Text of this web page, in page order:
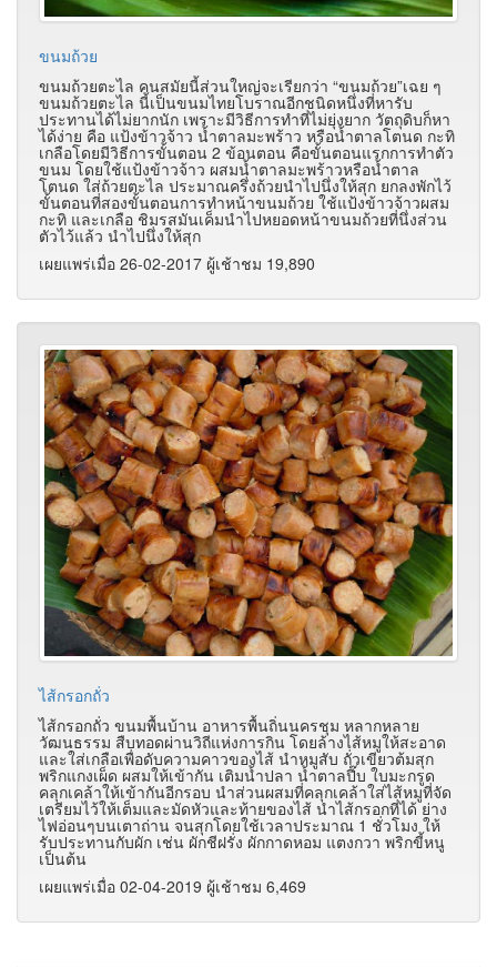
ขนมถ้วย
ขนมถ้วยตะไล คนสมัยนี้ส่วนใหญ่จะเรียกว่า “ขนมถ้วย”เฉย ๆ
ขนมถ้วยตะไล นี้เป็นขนมไทยโบราณอีกชนิดหนึ่งที่หารับ
ประทานได้ไม่ยากนัก เพราะมีวิธีการทำที่ไม่ยุ่งยาก วัตถุดิบก็หา
ได้ง่าย คือ แป้งข้าวจ้าว น้ำตาลมะพร้าว หรือน้ำตาลโตนด กะทิ
เกลือโดยมีวิธีการขั้นตอน 2 ข้อนตอน คือขั้นตอนแรกการทำตัว
ขนม โดยใช้แป้งข้าวจ้าว ผสมน้ำตาลมะพร้าวหรือน้ำตาล
โตนด ใส่ถ้วยตะไล ประมาณครึ่งถ้วยนำไปนึ่งให้สุก ยกลงพักไว้
ขั้นตอนที่สองขั้นตอนการทำหน้าขนมถ้วย ใช้แป้งข้าวจ้าวผสม
กะทิ และเกลือ ชิมรสมันเค็มนำไปหยอดหน้าขนมถ้วยที่นึ่งส่วน
ตัวไว้แล้ว นำไปนึ่งให้สุก
เผยแพร่เมื่อ 26-02-2017 ผู้เช้าชม 19,890
ไส้กรอกถั่ว
ไส้กรอกถั่ว ขนมพื้นบ้าน อาหารพื้นถิ่นนครชุม หลากหลาย
วัฒนธรรม สืบทอดผ่านวิถีแห่งการกิน โดยล้างไส้หมูให้สะอาด
และใส่เกลือเพื่อดับความคาวของไส้ นำหมูสับ ถั่วเขียวต้มสุก
พริกแกงเผ็ด ผสมให้เข้ากัน เติมน้ำปลา น้ำตาลปี๊บ ใบมะกรูด
คลุกเคล้าให้เข้ากันอีกรอบ นำส่วนผสมที่คลุกเคล้าใส่ไส้หมูที่จัด
เตรียมไว้ให้เต็มและมัดหัวและท้ายของไส้ นำไส้กรอกที่ได้ ย่าง
ไฟอ่อนๆบนเตาถ่าน จนสุกโดยใช้เวลาประมาณ 1 ชั่วโมง ให้
รับประทานกับผัก เช่น ผักชีฝรั่ง ผักกาดหอม แตงกวา พริกขี้หนู
เป็นต้น
เผยแพร่เมื่อ 02-04-2019 ผู้เช้าชม 6,469